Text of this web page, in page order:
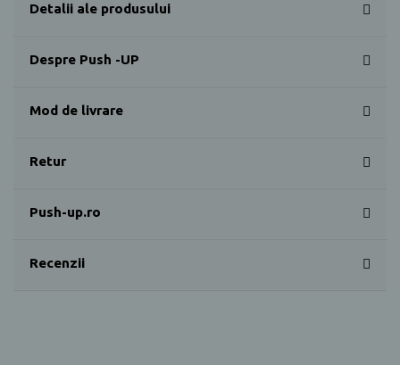
Detalii ale produsului
Despre Push -UP
Mod de livrare
Retur
Push-up.ro
Recenzii